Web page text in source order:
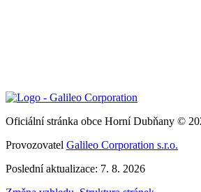
Oficiální stránka obce Horní Dubňany ©
Provozovatel Galileo Corporation s.r.o.
Poslední aktualizace: 7. 8. 2026